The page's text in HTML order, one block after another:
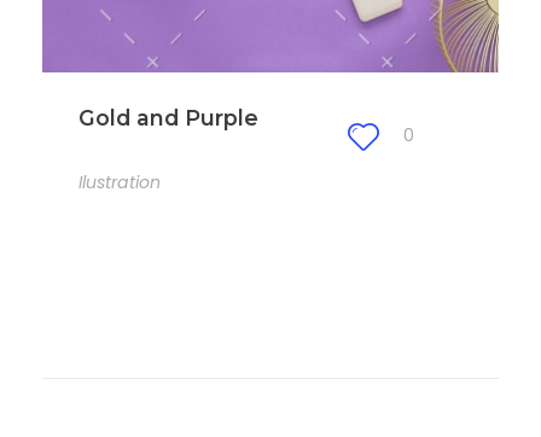
Gold and Purple
0
Ilustration